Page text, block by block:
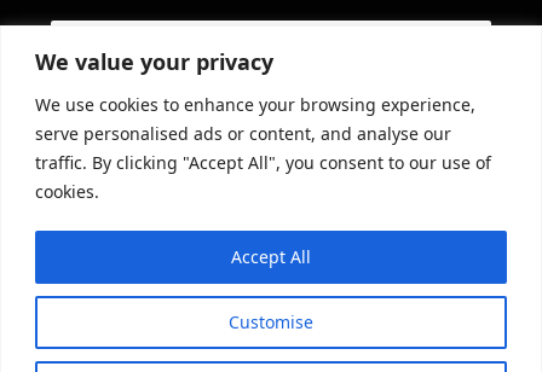
We value your privacy
We use cookies to enhance your browsing experience,
serve personalised ads or content, and analyse our
traffic. By clicking "Accept All", you consent to our use of
cookies.
Customise
Accept All
m
i
l
a
l
E
m
a
i
*
Subscribe Now